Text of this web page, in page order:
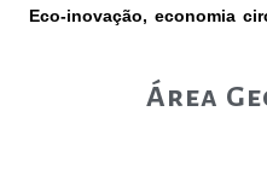
Eco‑inovação, economia
Área